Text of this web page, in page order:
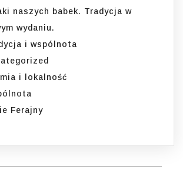
naszych babek. Tradycja w
wydaniu.
i wspólnota
i lokalność
Ferajny